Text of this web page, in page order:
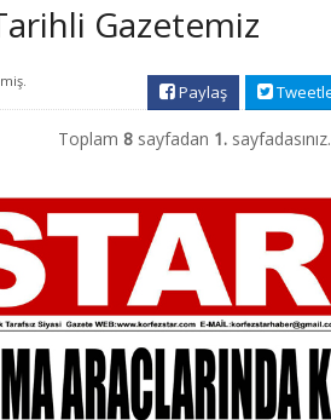
Gazetemiz
Paylaş
Toplam 8 sayfadan 1. sayfadasınız.